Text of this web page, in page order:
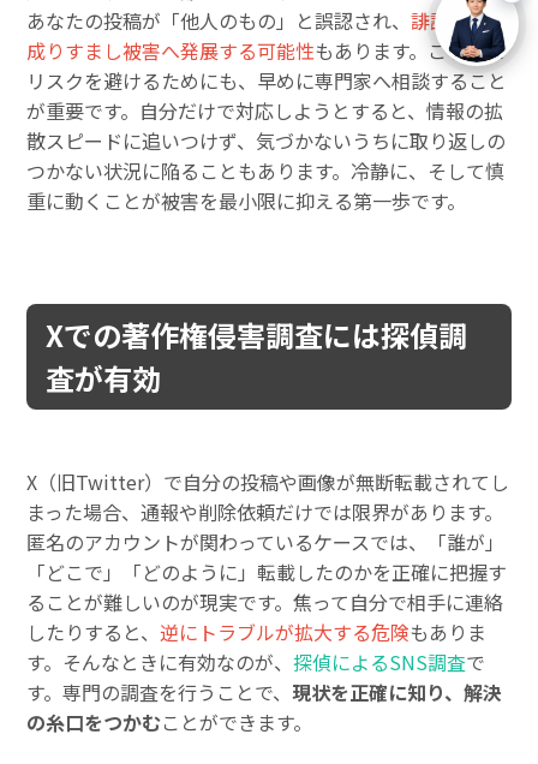
あなたの投稿が「他人のもの」と誤認され、誹謗中傷や
成りすまし被害へ発展する可能性もあります。こうした
リスクを避けるためにも、早めに専門家へ相談すること
が重要です。自分だけで対応しようとすると、情報の拡
散スピードに追いつけず、気づかないうちに取り返しの
つかない状況に陥ることもあります。冷静に、そして慎
重に動くことが被害を最小限に抑える第一歩です。
Xでの著作権侵害調査には探偵調
査が有効
X（旧Twitter）で自分の投稿や画像が無断転載されてし
まった場合、通報や削除依頼だけでは限界があります。
匿名のアカウントが関わっているケースでは、「誰が」
「どこで」「どのように」転載したのかを正確に把握す
ることが難しいのが現実です。焦って自分で相手に連絡
したりすると、逆にトラブルが拡大する危険もありま
す。そんなときに有効なのが、探偵によるSNS調査で
す。専門の調査を行うことで、現状を正確に知り、解決
の糸口をつかむことができます。